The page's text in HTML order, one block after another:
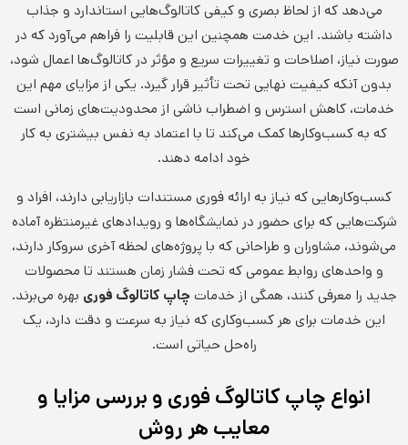
می‌دهد که از لحاظ بصری و کیفی کاتالوگ‌هایی استاندارد و جذاب
داشته باشند. این خدمت همچنین این قابلیت را فراهم می‌آورد که در
صورت نیاز، اصلاحات و تغییرات سریع و مؤثر در کاتالوگ‌ها اعمال شود،
بدون آنکه کیفیت نهایی تحت تأثیر قرار گیرد. یکی از مزایای مهم این
خدمات، کاهش استرس و اضطراب ناشی از محدودیت‌های زمانی است
که به کسب‌وکارها کمک می‌کند تا با اعتماد به نفس بیشتری به کار
خود ادامه دهند.
کسب‌وکارهایی که نیاز به ارائه فوری مستندات بازاریابی دارند، افراد و
شرکت‌هایی که برای حضور در نمایشگاه‌ها و رویدادهای غیرمنتظره آماده
می‌شوند، مشاوران و طراحانی که با پروژه‌های لحظه آخری سروکار دارند،
و واحدهای روابط عمومی که تحت فشار زمان هستند تا محصولات
جدید را معرفی کنند، همگی از خدماتچاپ کاتالوگ فوری بهره می‌برند.
این خدمات برای هر کسب‌وکاری که نیاز به سرعت و دقت دارد، یک
راه‌حل حیاتی است.
انواع چاپ کاتالوگ فوری و بررسی مزایا و
معایب هر روش